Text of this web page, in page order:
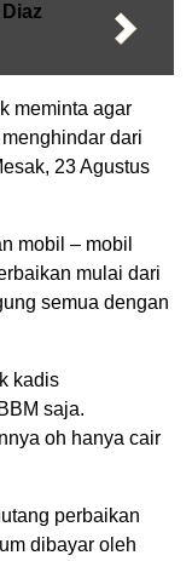
meminta agar
dari
23 Agustus
mobil – mobil
mulai dari
semua dengan
kadis
saja.
oh hanya cair
perbaikan
dibayar oleh